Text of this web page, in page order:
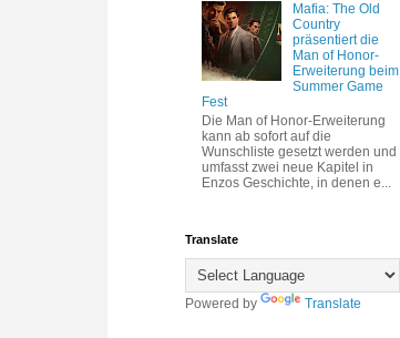
Mafia: The Old
Country
präsentiert die
Man of Honor-
Erweiterung beim
Summer Game
Fest
Die Man of Honor-Erweiterung
kann ab sofort auf die
Wunschliste gesetzt werden und
umfasst zwei neue Kapitel in
Enzos Geschichte, in denen e...
Translate
Powered by Translate